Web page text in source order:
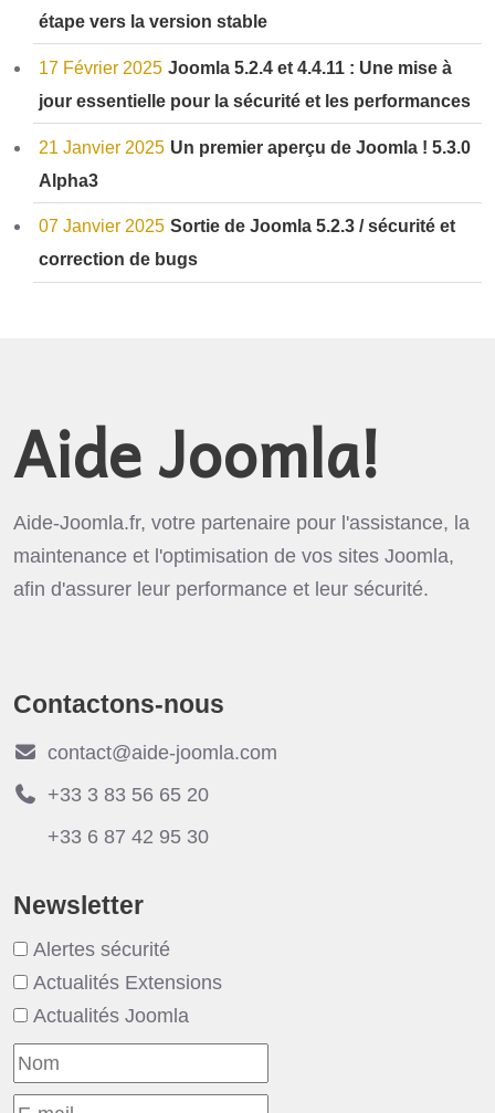
étape vers la version stable
17 Février 2025 Joomla 5.2.4 et 4.4.11 : Une mise à
jour essentielle pour la sécurité et les performances
21 Janvier 2025 Un premier aperçu de Joomla ! 5.3.0
Alpha3
07 Janvier 2025 Sortie de Joomla 5.2.3 / sécurité et
correction de bugs
Aide Joomla!
Aide-Joomla.fr, votre partenaire pour l'assistance, la
maintenance et l'optimisation de vos sites Joomla,
afin d'assurer leur performance et leur sécurité.
Contactons-nous
contact@aide-joomla.com
+33 3 83 56 65 20
+33 6 87 42 95 30
Newsletter
Alertes sécurité
Actualités Extensions
Actualités Joomla